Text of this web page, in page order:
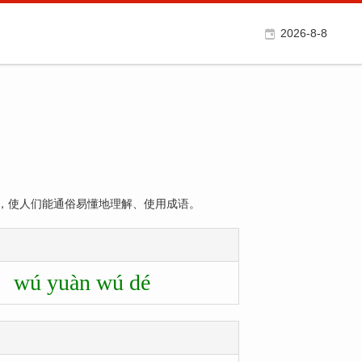
2026-8-8
人们能通俗易懂地理解、使用成语。
wú yuàn wú dé